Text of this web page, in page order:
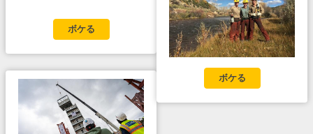
ボケる
ボケる